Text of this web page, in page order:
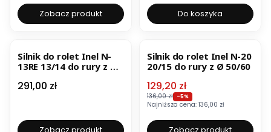
z funkcją wykrywania
przeciążenia
Zobacz produkt Do koszyka
Silnik do rolet Inel N-
13RE 13/14 do rury z Ø
odbiornikiem radiowym
Cena
291,00 zł
Silnik do rolet Inel N-20
20/15 do rury z Ø 50/60
Cena promocyjna
129,20 zł
136,00 zł -5%
Najniższa cena: 136,00 zł